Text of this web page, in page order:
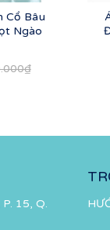
Cổ Bâu
Ngào
15, Q.